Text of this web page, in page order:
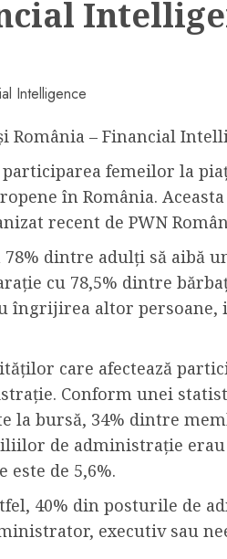
România – Financial
femeilor la
în România.
recent de PWN
dintre adulți să aibă
cu 78,5% dintre
altor persoane,
care afectează
Conform unei
la bursă, 34% dintre
de administrație
de 5,6%.
40% din posturile de
executiv sau